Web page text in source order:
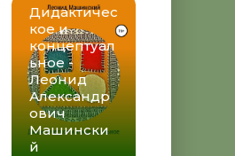
Дидактичес
кое и
концептуал
ьное -
Леонид
Александр
ович
Машински
й